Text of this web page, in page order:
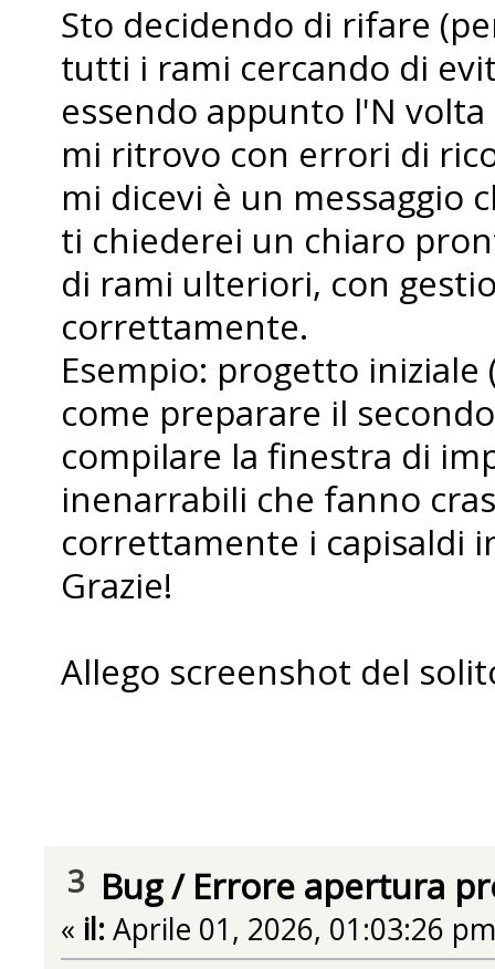
Sto decidendo di rifare
tutti i rami cercando di
essendo appunto l'N
mi ritrovo con errori di
mi dicevi è un messaggio
ti chiederei un chiaro
di rami ulteriori, con
correttamente.
Esempio: progetto
come preparare il
compilare la finestra di
inenarrabili che fanno
correttamente i capisaldi
Grazie!
Allego screenshot del
3 Bug/ Errore apertura
« il: Aprile 01, 2026, 01:03:26